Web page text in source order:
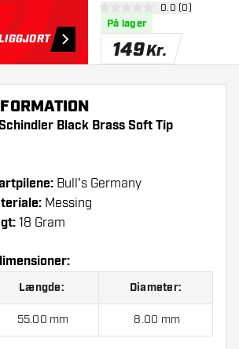
åbn
0 bedømmelsesstjerner
0.0 (0)
På lager
149Kr.
Black Brass Soft Tip
Bull's Germany
Messing
18 Gram
Længde: Diameter:
55.00 mm 8.00 mm